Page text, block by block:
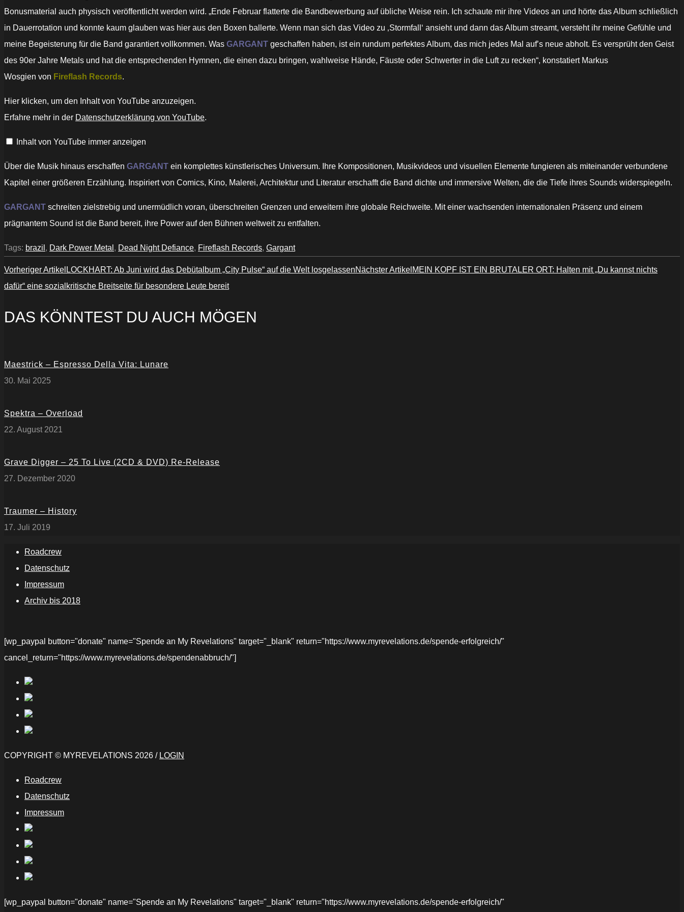
Bonusmaterial auch physisch veröffentlicht werden wird. „Ende Februar flatterte die Bandbewerbung auf übliche Weise rein. Ich schaute mir ihre Videos an und hörte das Album schließlich
in Dauerrotation und konnte kaum glauben was hier aus den Boxen ballerte. Wenn man sich das Video zu ‚Stormfall‘ ansieht und dann das Album streamt, versteht ihr meine Gefühle und
meine Begeisterung für die Band garantiert vollkommen. Was GARGANT geschaffen haben, ist ein rundum perfektes Album, das mich jedes Mal auf’s neue abholt. Es versprüht den Geist
des 90er Jahre Metals und hat die entsprechenden Hymnen, die einen dazu bringen, wahlweise Hände, Fäuste oder Schwerter in die Luft zu recken“, konstatiert Markus
Wosgien von Fireflash Records.
„Gargant
–
[Official
YouTube
Hier klicken, um den Inhalt von YouTube anzuzeigen.
Erfahre mehr in der Datenschutzerklärung von YouTube.
Inhalt von YouTube immer anzeigen
Über die Musik hinaus erschaffen GARGANT ein komplettes künstlerisches Universum. Ihre Kompositionen, Musikvideos und visuellen Elemente fungieren als miteinander verbundene
Kapitel einer größeren Erzählung. Inspiriert von Comics, Kino, Malerei, Architektur und Literatur erschafft die Band dichte und immersive Welten, die die Tiefe ihres Sounds widerspiegeln.
GARGANT schreiten zielstrebig und unermüdlich voran, überschreiten Grenzen und erweitern ihre globale Reichweite. Mit einer wachsenden internationalen Präsenz und einem
prägnantem Sound ist die Band bereit, ihre Power auf den Bühnen weltweit zu entfalten.
Tags: brazil , Dark Power Metal , Dead Night Defiance, Fireflash Records, Gargant
Vorheriger Artikel LOCKHART: Ab Juni wird das Debütalbum „City Pulse“ auf die Welt losgelassenNächster Artikel MEIN KOPF IST EIN BRUTALER ORT: Halten mit „Du kannst nichts
dafür“ eine sozialkritische Breitseite für besondere Leute bereit
DAS KÖNNTEST DU AUCH MÖGEN
Maestrick – Espresso Della Vita: Lunare
30. Mai 2025
Spektra – Overload
22. August 2021
Grave Digger – 25 To Live (2CD & DVD) Re-Release
27. Dezember 2020
Traumer – History
17. Juli 2019
Roadcrew
Datenschutz
Impressum
Archiv bis 2018
[wp_paypal button="donate" name="Spende an My Revelations" target="_blank" return="https://www.myrevelations.de/spende-erfolgreich/"
cancel_return="https://www.myrevelations.de/spendenabbruch/"]
COPYRIGHT © MYREVELATIONS 2026 / LOGIN
Roadcrew
Datenschutz
Impressum
[wp_paypal button="donate" name="Spende an My Revelations" target="_blank" return="https://www.myrevelations.de/spende-erfolgreich/"